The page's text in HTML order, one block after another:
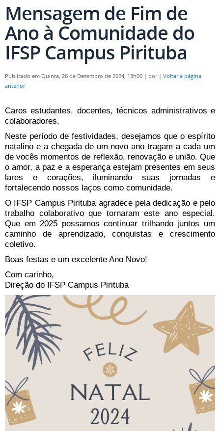
Mensagem de Fim de
Ano à Comunidade do
IFSP Campus Pirituba
Publicado em Quinta, 26 de Dezembro de 2024, 13h00 | por | Voltar à página
anterior
Caros estudantes, docentes, técnicos administrativos e
colaboradores,
Neste período de festividades, desejamos que o espírito
natalino e a chegada de um novo ano tragam a cada um
de vocês momentos de reflexão, renovação e união. Que
o amor, a paz e a esperança estejam presentes em seus
lares e corações, iluminando suas jornadas e
fortalecendo nossos laços como comunidade.
O IFSP Campus Pirituba agradece pela dedicação e pelo
trabalho colaborativo que tornaram este ano especial.
Que em 2025 possamos continuar trilhando juntos um
caminho de aprendizado, conquistas e crescimento
coletivo.
Boas festas e um excelente Ano Novo!
Com carinho,
Direção do IFSP Campus Pirituba